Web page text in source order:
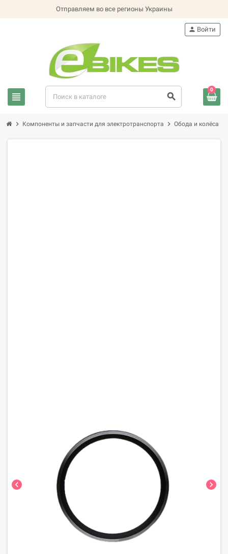
Отправляем во все регионы Украины
view_headline search
person Войти
0
chevron_right Компоненты и запчасти для электротранспорта chevron_right Обода и колёса
chevron_left chevron_right